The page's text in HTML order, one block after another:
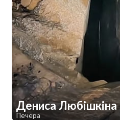
Дениса Любішкіна
Печера